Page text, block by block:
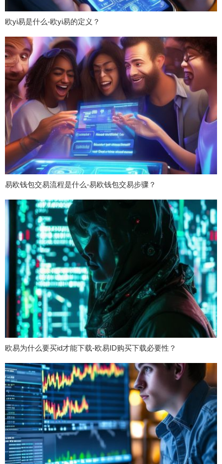
欧yi易是什么-欧yi易的定义？
易欧钱包交易流程是什么-易欧钱包交易步骤？
欧易为什么要买id才能下载-欧易ID购买下载必要性？